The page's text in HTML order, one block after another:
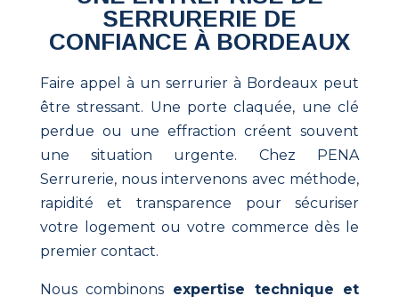
SERRURERIE DE
CONFIANCE À BORDEAUX
Faire appel à un serrurier à Bordeaux peut
être stressant. Une porte claquée, une clé
perdue ou une effraction créent souvent
une situation urgente. Chez PENA
Serrurerie, nous intervenons avec méthode,
rapidité et transparence pour sécuriser
votre logement ou votre commerce dès le
premier contact.
Nous combinons expertise technique et